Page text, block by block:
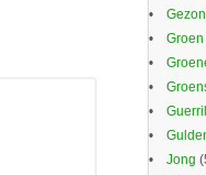
Groen
Jong